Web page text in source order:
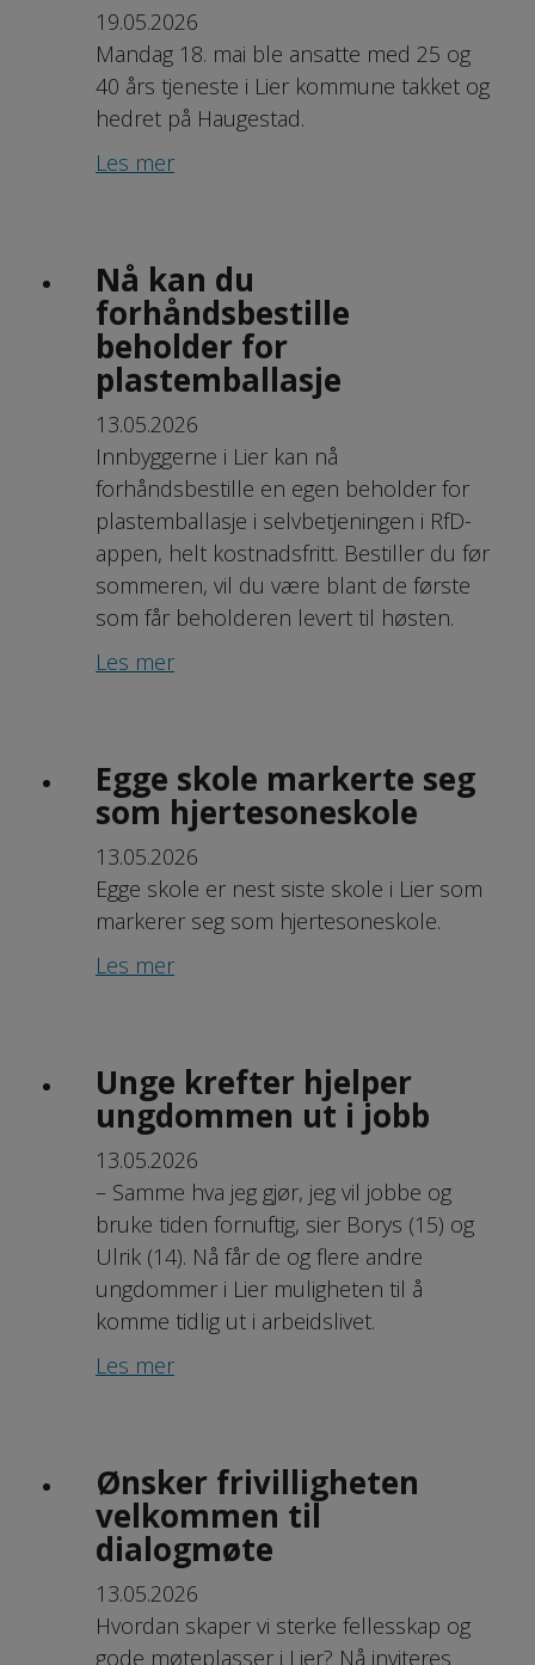
19.05.2026
Mandag 18. mai ble ansatte med 25 og
40 års tjeneste i Lier kommune takket og
hedret på Haugestad.
Les mer
Nå kan du
forhåndsbestille
beholder for
plastemballasje
13.05.2026
Innbyggerne i Lier kan nå
forhåndsbestille en egen beholder for
plastemballasje i selvbetjeningen i RfD-
appen, helt kostnadsfritt. Bestiller du før
sommeren, vil du være blant de første
som får beholderen levert til høsten.
Les mer
Egge skole markerte seg
som hjertesoneskole
13.05.2026
Egge skole er nest siste skole i Lier som
markerer seg som hjertesoneskole.
Les mer
Unge krefter hjelper
ungdommen ut i jobb
13.05.2026
– Samme hva jeg gjør, jeg vil jobbe og
bruke tiden fornuftig, sier Borys (15) og
Ulrik (14). Nå får de og flere andre
ungdommer i Lier muligheten til å
komme tidlig ut i arbeidslivet.
Les mer
Ønsker frivilligheten
velkommen til
dialogmøte
13.05.2026
Hvordan skaper vi sterke fellesskap og
gode møteplasser i Lier? Nå inviteres